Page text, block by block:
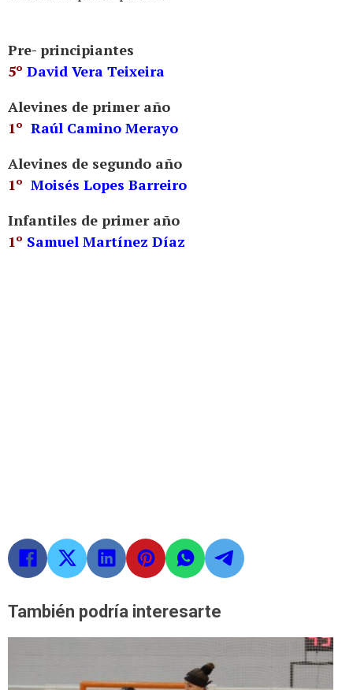
Pre- principiantes
5º David Vera Teixeira
Alevines de primer año
1º Raúl Camino Merayo
Alevines de segundo año
1º Moisés Lopes Barreiro
Infantiles de primer año
1º Samuel Martínez Díaz
También podría interesarte